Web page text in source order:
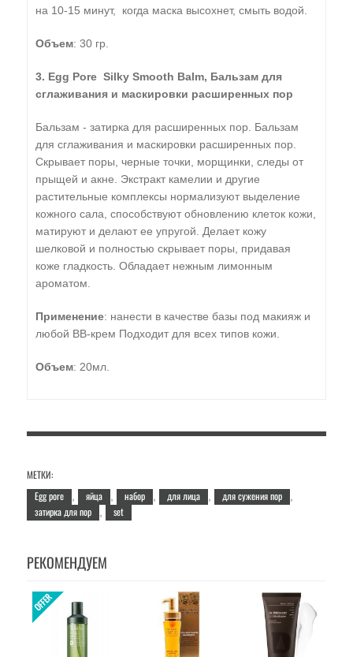
на 10-15 минут, когда маска высохнет, смыть водой.
Объем: 30 гр.
3. Egg Pore Silky Smooth Balm, Бальзам для
сглаживания и маскировки расширенных пор
Бальзам - затирка для расширенных пор. Бальзам
для сглаживания и маскировки расширенных пор.
Скрывает поры, черные точки, морщинки, следы от
прыщей и акне. Экстракт камелии и другие
растительные комплексы нормализуют выделение
кожного сала, способствуют обновлению клеток кожи,
матируют и делают ее упругой. Делает кожу
шелковой и полностью скрывает поры, придавая
коже гладкость. Обладает нежным лимонным
ароматом.
Применение: нанести в качестве базы под макияж и
любой BB-крем Подходит для всех типов кожи.
Объем: 20мл.
МЕТКИ:
Egg pore
яйца набор для лица для сужения пор
затирка для пор set
РЕКОМЕНДУЕМ